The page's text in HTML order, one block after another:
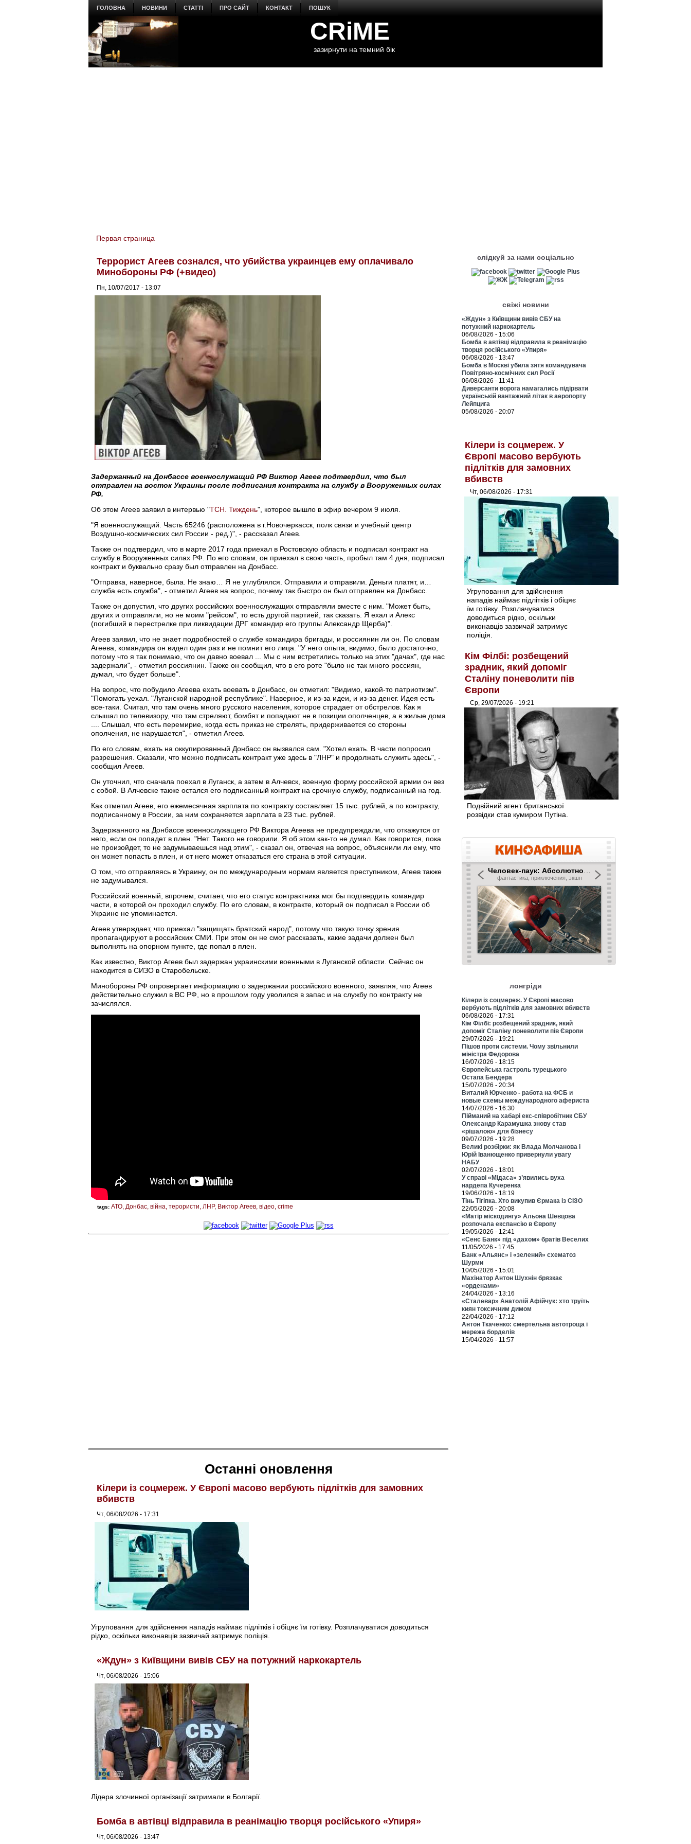
ГОЛОВНА НОВИНИ СТАТТІ ПРО САЙТ КОНТАКТ ПОШУК
CRiME
зазирнути на темний бік
You are here
Первая страница
Террорист Агеев сознался, что убийства украинцев ему оплачивало
Минобороны РФ (+видео)
Пн, 10/07/2017 - 13:07
Задержанный на Донбассе военнослужащий РФ Виктор Агеев подтвердил, что был
отправлен на восток Украины после подписания контракта на службу в Вооруженных силах
РФ.
Об этом Агеев заявил в интервью "ТСН. Тиждень", которое вышло в эфир вечером 9 июля.
"Я военнослужащий. Часть 65246 (расположена в г.Новочеркасск, полк связи и учебный центр
Воздушно-космических сил России - ред.)", - рассказал Агеев.
Также он подтвердил, что в марте 2017 года приехал в Ростовскую область и подписал контракт на
службу в Вооруженных силах РФ. По его словам, он приехал в свою часть, пробыл там 4 дня, подписал
контракт и буквально сразу был отправлен на Донбасс.
"Отправка, наверное, была. Не знаю… Я не углублялся. Отправили и отправили. Деньги платят, и…
служба есть служба", - отметил Агеев на вопрос, почему так быстро он был отправлен на Донбасс.
Также он допустил, что других российских военнослужащих отправляли вместе с ним. "Может быть,
других и отправляли, но не моим "рейсом", то есть другой партией, так сказать. Я ехал и Алекс
(погибший в перестрелке при ликвидации ДРГ командир его группы Александр Щерба)".
Агеев заявил, что не знает подробностей о службе командира бригады, и россиянин ли он. По словам
Агеева, командира он видел один раз и не помнит его лица. "У него опыта, видимо, было достаточно,
потому что я так понимаю, что он давно воевал ... Мы с ним встретились только на этих "дачах", где нас
задержали", - отметил россиянин. Также он сообщил, что в его роте "было не так много россиян,
думал, что будет больше".
На вопрос, что побудило Агеева ехать воевать в Донбасс, он отметил: "Видимо, какой-то патриотизм".
"Помогать уехал. "Луганской народной республике". Наверное, и из-за идеи, и из-за денег. Идея есть
все-таки. Считал, что там очень много русского населения, которое страдает от обстрелов. Как я
слышал по телевизору, что там стреляют, бомбят и попадают не в позиции ополченцев, а в жилые дома
.... Слышал, что есть перемирие, когда есть приказ не стрелять, придерживается со стороны
ополчения, не нарушается", - отметил Агеев.
По его словам, ехать на оккупированный Донбасс он вызвался сам. "Хотел ехать. В части попросил
разрешения. Сказали, что можно подписать контракт уже здесь в "ЛНР" и продолжать служить здесь", -
сообщил Агеев.
Он уточнил, что сначала поехал в Луганск, а затем в Алчевск, военную форму российской армии он вез
с собой. В Алчевске также остался его подписанный контракт на срочную службу, подписанный на год.
Как отметил Агеев, его ежемесячная зарплата по контракту составляет 15 тыс. рублей, а по контракту,
подписанному в России, за ним сохраняется зарплата в 23 тыс. рублей.
Задержанного на Донбассе военнослужащего РФ Виктора Агеева не предупреждали, что откажутся от
него, если он попадет в плен. "Нет. Такого не говорили. Я об этом как-то не думал. Как говорится, пока
не произойдет, то не задумываешься над этим", - сказал он, отвечая на вопрос, объяснили ли ему, что
он может попасть в плен, и от него может отказаться его страна в этой ситуации.
О том, что отправляясь в Украину, он по международным нормам является преступником, Агеев также
не задумывался.
Российский военный, впрочем, считает, что его статус контрактника мог бы подтвердить командир
части, в которой он проходил службу. По его словам, в контракте, который он подписал в России об
Украине не упоминается.
Агеев утверждает, что приехал "защищать братский народ", потому что такую точку зрения
пропагандируют в российских СМИ. При этом он не смог рассказать, какие задачи должен был
выполнять на опорном пункте, где попал в плен.
Как известно, Виктор Агеев был задержан украинскими военными в Луганской области. Сейчас он
находится в СИЗО в Старобельске.
Минобороны РФ опровергает информацию о задержании российского военного, заявляя, что Агеев
действительно служил в ВС РФ, но в прошлом году уволился в запас и на службу по контракту не
зачислялся.
tags: АТО Донбас війна терористи ЛНР Виктор Агеев відео crime
Останні оновлення
Кілери із соцмереж. У Європі масово вербують підлітків для замовних
вбивств
Чт, 06/08/2026 - 17:31
Угруповання для здійснення нападів наймає підлітків і обіцяє їм готівку. Розплачуватися доводиться
рідко, оскільки виконавців зазвичай затримує поліція.
«Ждун» з Київщини вивів СБУ на потужний наркокартель
Чт, 06/08/2026 - 15:06
Лідера злочинної організації затримали в Болгарії.
Бомба в автівці відправила в реанімацію творця російського «Упиря»
Чт, 06/08/2026 - 13:47
слідкуй за нами соціально
свіжі новини
«Ждун» з Київщини вивів СБУ на
потужний наркокартель
06/08/2026 - 15:06
Бомба в автівці відправила в реанімацію
творця російського «Упиря»
06/08/2026 - 13:47
Бомба в Москві убила зятя командувача
Повітряно-космічних сил Росії
06/08/2026 - 11:41
Диверсанти ворога намагались підірвати
українській вантажний літак в аеропорту
Лейпцига
05/08/2026 - 20:07
Кілери із соцмереж. У
Європі масово вербують
підлітків для замовних
вбивств
Чт, 06/08/2026 - 17:31
Угруповання для здійснення
нападів наймає підлітків і обіцяє
їм готівку. Розплачуватися
доводиться рідко, оскільки
виконавців зазвичай затримує
поліція.
Кім Філбі: розбещений
зрадник, який допоміг
Сталіну поневолити пів
Європи
Ср, 29/07/2026 - 19:21
Подвійний агент британської
розвідки став кумиром Путіна.
лонгріди
Кілери із соцмереж. У Європі масово
вербують підлітків для замовних вбивств
06/08/2026 - 17:31
Кім Філбі: розбещений зрадник, який
допоміг Сталіну поневолити пів Європи
29/07/2026 - 19:21
Пішов проти системи. Чому звільнили
міністра Федорова
16/07/2026 - 18:15
Європейська гастроль турецького
Остапа Бендера
15/07/2026 - 20:34
Виталий Юрченко - работа на ФСБ и
новые схемы международного афериста
14/07/2026 - 16:30
Пійманий на хабарі екс-співробітник СБУ
Олександр Карамушка знову став
«рішалою» для бізнесу
09/07/2026 - 19:28
Великі розбірки: як Влада Молчанова і
Юрій Іванющенко привернули увагу
НАБУ
02/07/2026 - 18:01
У справі «Мідаса» з’явились вуха
нардепа Кучеренка
19/06/2026 - 18:19
Тінь Тігіпка. Хто викупив Єрмака із СІЗО
22/05/2026 - 20:08
«Матір міскодингу» Альона Шевцова
розпочала експансію в Європу
19/05/2026 - 12:41
«Сенс Банк» під «дахом» братів Веселих
11/05/2026 - 17:45
Банк «Альянс» і «зелений» схематоз
Шурми
10/05/2026 - 15:01
Махінатор Антон Шухнін брязкає
«орденами»
24/04/2026 - 13:16
«Сталевар» Анатолій Афійчук: хто труїть
киян токсичним димом
22/04/2026 - 17:12
Антон Ткаченко: смертельна автотроща і
мережа борделів
15/04/2026 - 11:57